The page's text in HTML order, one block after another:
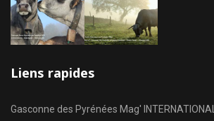
Liens rapides
Gasconne des Pyrénées Mag' INTERNATIONAL